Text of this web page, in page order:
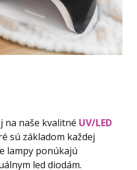
na naše kvalitné UV/LED
sú základom každej
lampy ponúkajú
led diodám.